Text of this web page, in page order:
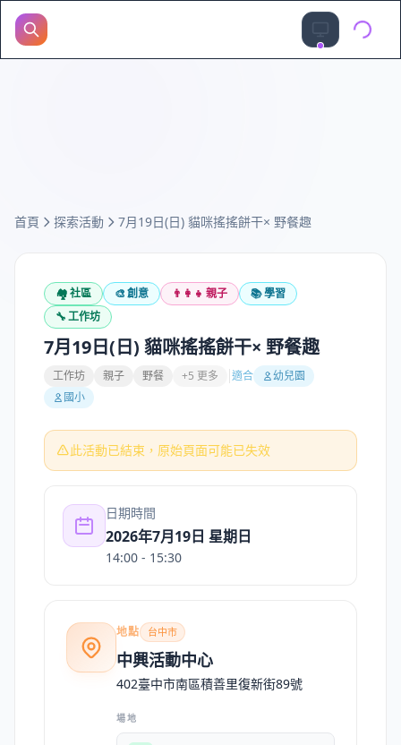
首頁 探索活動 7月19日(日) 貓咪搖搖餅干× 野餐趣
🏘️社區 🎨創意 👨‍👩‍👧 親子 📚學習
🔧工作坊
7月19日(日) 貓咪搖搖餅干× 野餐趣
工作坊 親子 野餐 +5 更多 適合
幼兒園
國小
此活動已結束，原始頁面可能已失效
日期時間
2026年7月19日 星期日
14:00 - 15:30
地點 台中市
中興活動中心
402臺中市南區積善里復新街89號
場地